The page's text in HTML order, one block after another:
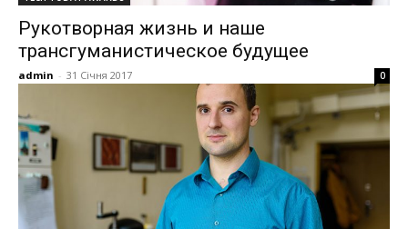
Рукотворная жизнь и наше
трансгуманистическое будущее
admin - 31 Січня 2017 0